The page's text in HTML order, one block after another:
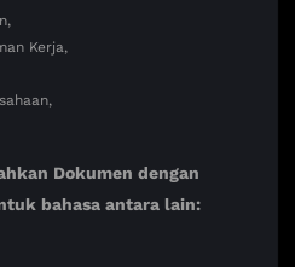
Kerja,
Dokumen dengan
bahasa antara lain: